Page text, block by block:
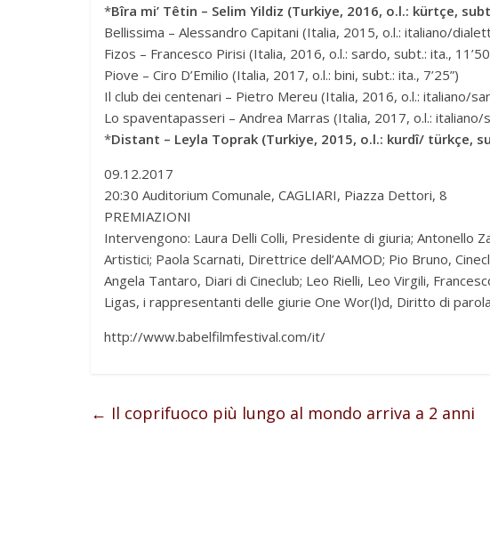
*Bîra mi’ Têtin – Selim Yildiz (Turkiye, 2016, o.l.: kürtçe,
Bellissima – Alessandro Capitani (Italia, 2015, o.l.: italiano/
Fizos – Francesco Pirisi (Italia, 2016, o.l.: sardo, subt.: ita.,
Piove – Ciro D’Emilio (Italia, 2017, o.l.: bini, subt.: ita., 7’25”)
Il club dei centenari – Pietro Mereu (Italia, 2016, o.l.: italiano/
Lo spaventapasseri – Andrea Marras (Italia, 2017, o.l.: italiano/
*Distant – Leyla Toprak (Turkiye, 2015, o.l.: kurdî/ türkçe,
09.12.2017
20:30 Auditorium Comunale, CAGLIARI, Piazza Dettori, 8
PREMIAZIONI
Intervengono: Laura Delli Colli, Presidente di giuria; Antonello
Artistici; Paola Scarnati, Direttrice dell’AAMOD; Pio Bruno,
Angela Tantaro, Diari di Cineclub; Leo Rielli, Leo Virgili,
Ligas, i rappresentanti delle giurie One Wor(l)d, Diritto di
http://www.babelfilmfestival.com/it/
← Il coprifuoco più lungo al mondo arriva a 2 anni